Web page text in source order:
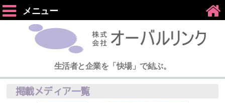
メニュー
生活者と企業を「快場」で結ぶ。
掲載メディア一覧